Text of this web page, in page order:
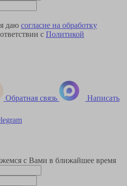
даю согласие на обработку
с Политикой
Обратная связь Написать
с Вами в ближайшее время